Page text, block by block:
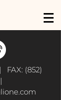
FAX: (852)